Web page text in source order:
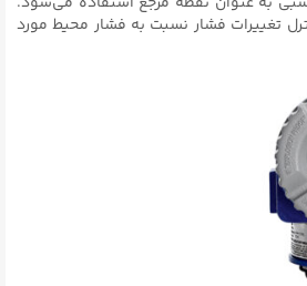
تغییرات فشار نسبت به فشار محیط مورد